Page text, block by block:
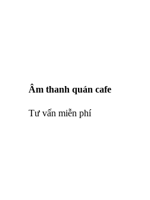
Âm thanh quán cafe
Tư vấn miễn phí